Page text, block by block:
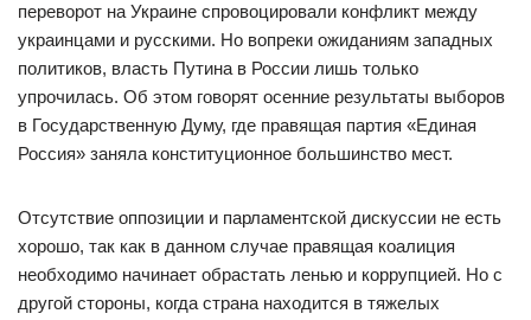
переворот на Украине спровоцировали конфликт между
украинцами и русскими. Но вопреки ожиданиям западных
политиков, власть Путина в России лишь только
упрочилась. Об этом говорят осенние результаты выборов
в Государственную Думу, где правящая партия «Единая
Россия» заняла конституционное большинство мест.
Отсутствие оппозиции и парламентской дискуссии не есть
хорошо, так как в данном случае правящая коалиция
необходимо начинает обрастать ленью и коррупцией. Но с
другой стороны, когда страна находится в тяжелых